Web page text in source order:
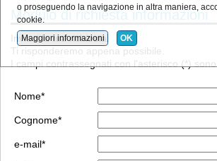
Modulo di richiesta informazioni
Inviaci la tua richiesta.
Ti risponderemo appena possibile.
I campi contrassegnati con l'asterisco (*)
Nome*
Cognome*
e-mail*
o proseguendo la navigazione in altra maniera,
cookie.
Maggiori informazioni OK